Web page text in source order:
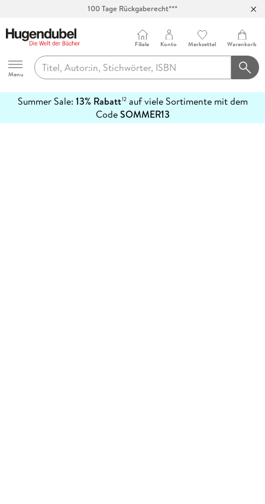
100 Tage Rückgaberecht***
Hugendubel
Menu
Filiale Konto Merkzettel Warenkorb
Summer Sale: 13% Rabatt12auf viele Sortimente mit dem
CodeSOMMER13
erfahren